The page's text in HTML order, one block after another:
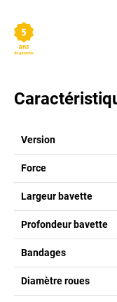
Version
Force
Largeur bavette
Profondeur bavette
Bandages
Diamètre roues